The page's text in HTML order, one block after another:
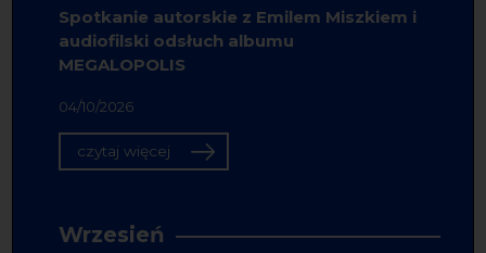
Spotkanie autorskie z Emilem Miszkiem i
audiofilski odsłuch albumu
MEGALOPOLIS
04/10/2026
czytaj więcej
Wrzesień